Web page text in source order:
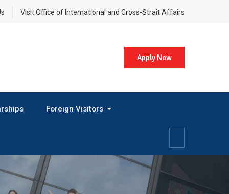
Visit Office of International and Cross-Strait Affairs
Apply Now
Foreign Visitors